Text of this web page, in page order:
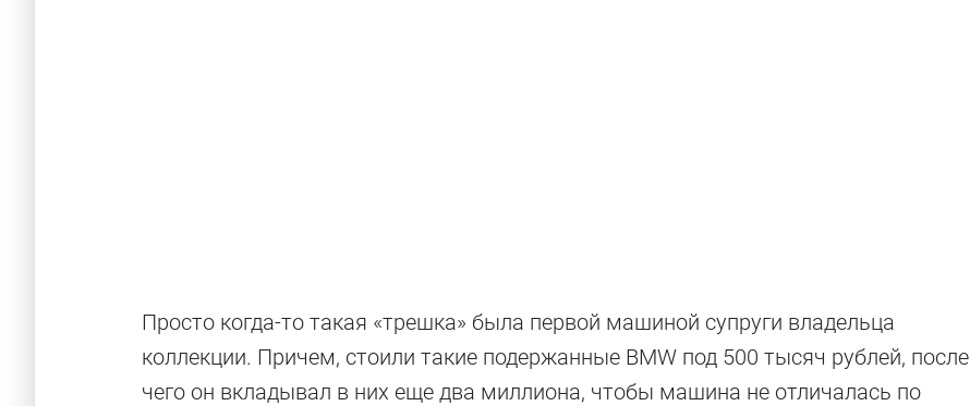
Просто когда-то такая «трешка» была первой машиной супруги владельца
коллекции. Причем, стоили такие подержанные BMW под 500 тысяч рублей, после
чего он вкладывал в них еще два миллиона, чтобы машина не отличалась по